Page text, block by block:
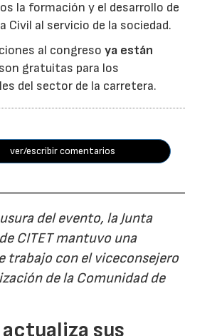
la formación y el desarrollo de
Civil al servicio de la sociedad.
al congresoya están
gratuitas para los
del sector de la carretera.
ver/escribir comentarios
del evento, la Junta
CITET mantuvo una
trabajo con el viceconsejero
de la Comunidad de
actualiza sus